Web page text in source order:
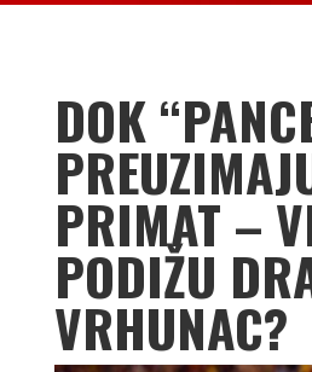
DOK
PRIMAT –
PODIŽU
VRHUNAC?